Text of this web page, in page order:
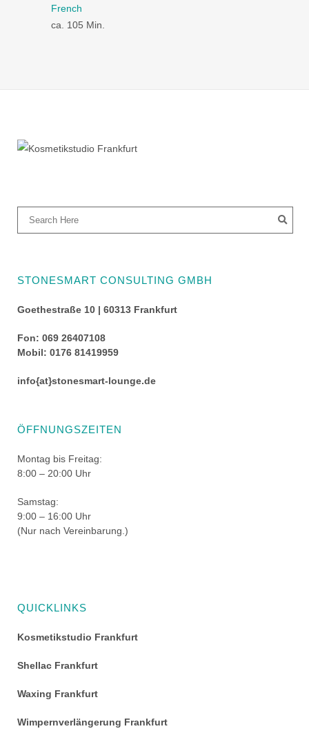
French
ca. 105 Min.
STONESMART CONSULTING GMBH
Goethestraße 10 | 60313 Frankfurt
Fon: 069 26407108
Mobil: 0176 81419959
info{at}stonesmart-lounge.de
ÖFFNUNGSZEITEN
Montag bis Freitag:
8:00 – 20:00 Uhr
Samstag:
9:00 – 16:00 Uhr
(Nur nach Vereinbarung.)
QUICKLINKS
Kosmetikstudio Frankfurt
Shellac Frankfurt
Waxing Frankfurt
Wimpernverlängerung Frankfurt